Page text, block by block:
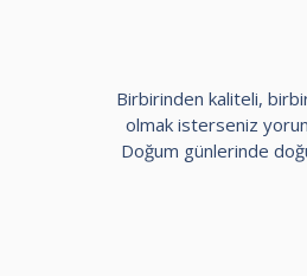
Birbirinden kaliteli,
olmak isterseniz
Doğum günlerinde